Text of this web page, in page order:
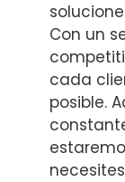
Con un
cada
posible.